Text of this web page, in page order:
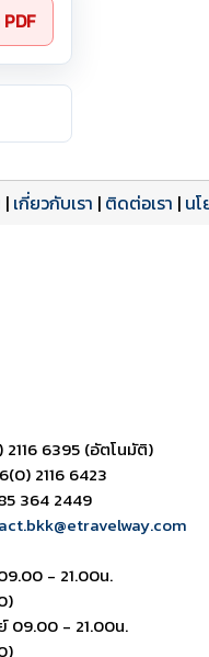
| เกี่ยวกับเรา | ติดต่อเรา | น
2116 6395 (อัตโนมัติ)
2116 6423
364 2449
- 21.00น.
09.00 - 21.00น.